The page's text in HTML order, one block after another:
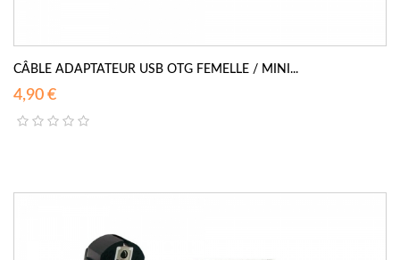
CÂBLE ADAPTATEUR USB OTG FEMELLE / MINI...
4,90 €